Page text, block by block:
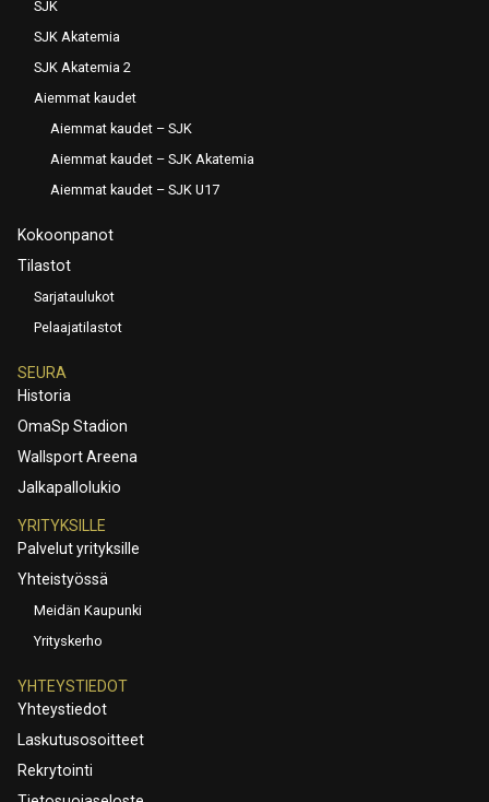
SJK
SJK Akatemia
SJK Akatemia 2
Aiemmat kaudet
Aiemmat kaudet – SJK
Aiemmat kaudet – SJK Akatemia
Aiemmat kaudet – SJK U17
Kokoonpanot
Tilastot
Sarjataulukot
Pelaajatilastot
SEURA
Historia
OmaSp Stadion
Wallsport Areena
Jalkapallolukio
YRITYKSILLE
Palvelut yrityksille
Yhteistyössä
Meidän Kaupunki
Yrityskerho
YHTEYSTIEDOT
Yhteystiedot
Laskutusosoitteet
Rekrytointi